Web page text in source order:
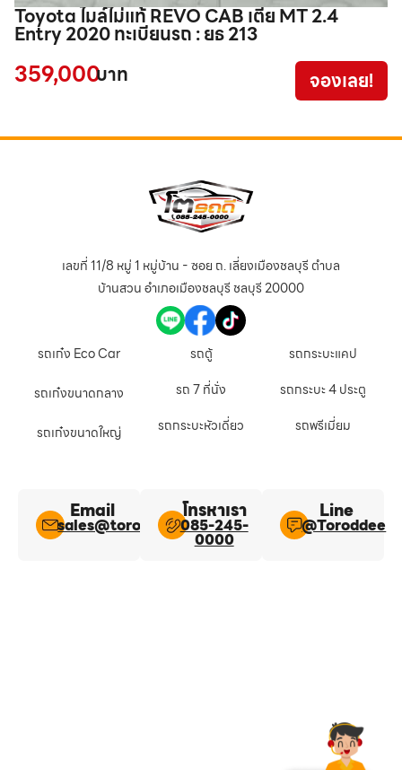
Toyota ไมล์ไม่แท้ REVO CAB เตี้ย MT 2.4
Entry 2020 ทะเบียนรถ : ยธ 213
359,000บาท จองเลย!
เลขที่ 11/8 หมู่ 1 หมู่บ้าน - ซอย ถ. เลี่ยงเมืองชลบุรี ตำบล
บ้านสวน อำเภอเมืองชลบุรี ชลบุรี 20000
รถเก๋ง Eco Car
รถเก๋งขนาดกลาง
รถเก๋งขนาดใหญ่
รถตู้
รถ 7 ที่นั่ง
รถกระบะหัวเดี่ยว
รถกระบะแคป
รถกระบะ 4 ประตู
รถพรีเมี่ยม
Email
sales@toroddee.com
โทรหาเรา
085-245-
0000
Line​
@Toroddee​